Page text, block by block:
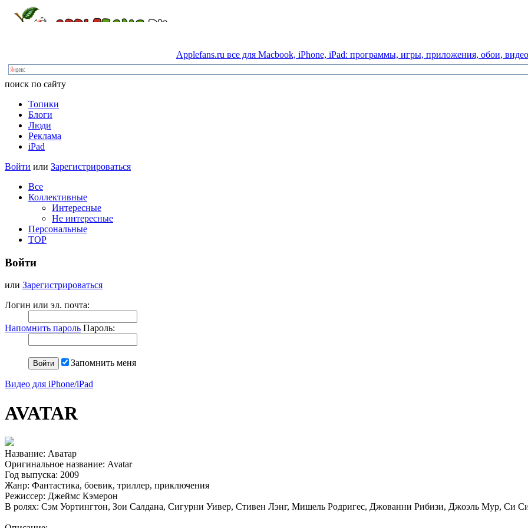
Applefans.ru все для Macbook, iPhone, iPad: программы, игры, приложения, обои, видео
поиск по сайту
Топики
Блоги
Люди
Реклама
iPad
Войти или Зарегистрироваться
Все
Коллективные
Интересные
Не интересные
Персональные
TOP
Войти
или Зарегистрироваться
Логин или эл. почта:
Напомнить пароль Пароль:
Запомнить меня
Видео для iPhone/iPad
AVATAR
Название: Аватар
Оригинальное название: Avatar
Год выпуска: 2009
Жанр: Фантастика, боевик, триллер, приключения
Режиссер: Джеймс Кэмерон
В ролях: Сэм Уортингтон, Зои Салдана, Сигурни Уивер, Стивен Лэнг, Мишель Родригес, Джованни Рибизи, Джоэль Мур, Си